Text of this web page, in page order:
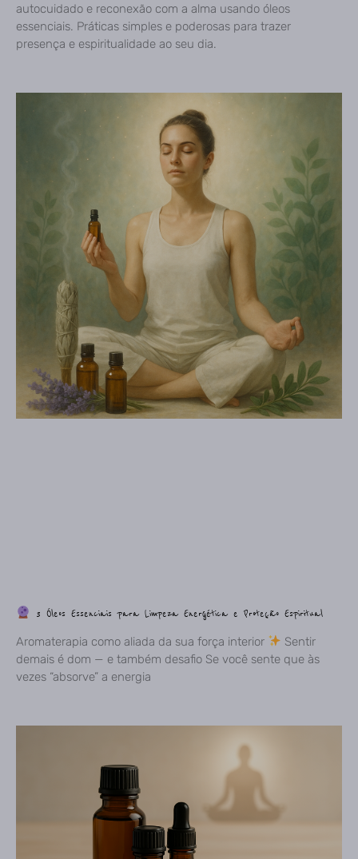
autocuidado e reconexão com a alma usando óleos
essenciais. Práticas simples e poderosas para trazer
presença e espiritualidade ao seu dia.
3 Óleos Essenciais para Limpeza Energética e Proteção Espiritual
Aromaterapia como aliada da sua força interior
Sentir
demais é dom — e também desafio Se você sente que às
vezes “absorve” a energia